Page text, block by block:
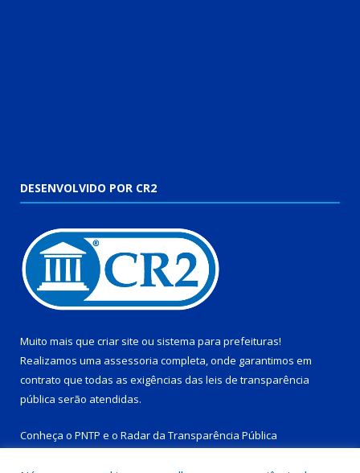
DESENVOLVIDO POR CR2
Muito mais que criar site ou sistema para prefeituras!
Realizamos uma assessoria completa, onde garantimos em
contrato que todas as exigências das leis de transparência
pública serão atendidas.
Conheça o PNTP e o Radar da Transparência Pública